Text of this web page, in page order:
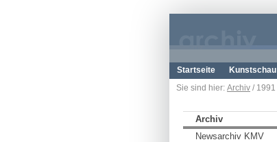
Startseite Kunstschau
Sie sind hier: Archiv / 1991
Archiv
Newsarchiv KMV